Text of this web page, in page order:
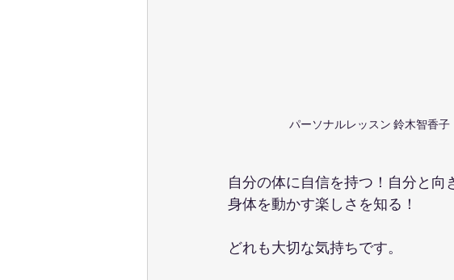
パーソナルレッスン 鈴木智香子
自分の体に自信を持つ！自分と向
身体を動かす楽しさを知る！
どれも大切な気持ちです。